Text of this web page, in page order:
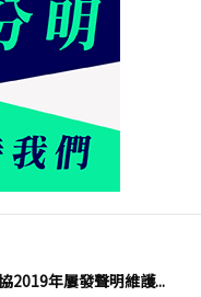
2019年屢發聲明維護...